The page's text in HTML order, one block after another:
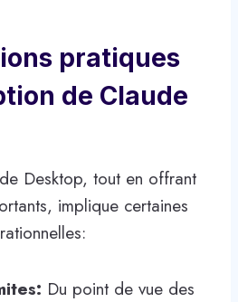
pratiques
de Claude
Desktop, tout en offrant
implique certaines
Du point de vue des